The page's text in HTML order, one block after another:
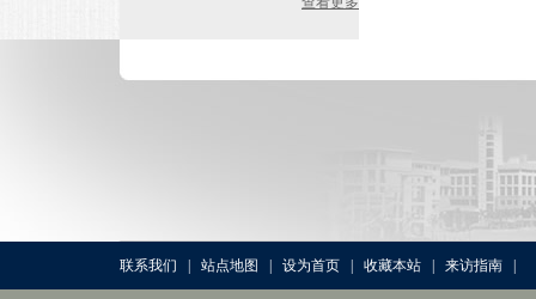
联系我们 站点地图 设为首页 收藏本站 来访指南